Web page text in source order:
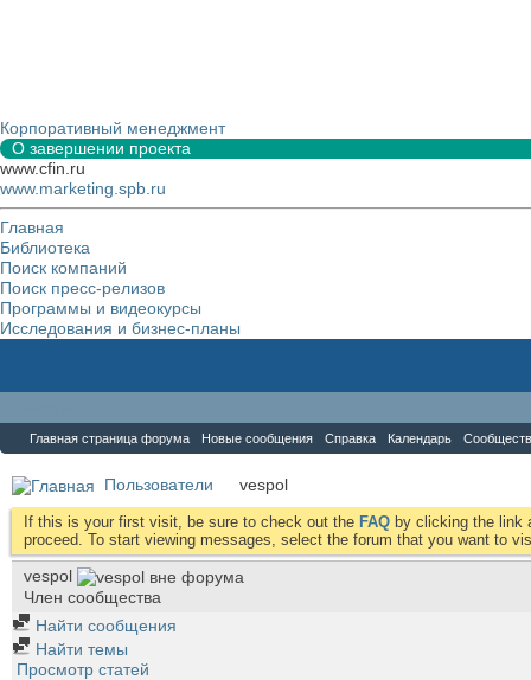
Корпоративный менеджмент
О завершении проекта
www.cfin.ru
www.marketing.spb.ru
Главная
Библиотека
Поиск компаний
Поиск пресс-релизов
Программы и видеокурсы
Исследования и бизнес-планы
Главная страница форума Новые сообщения Справка Календарь
Пользователи vespol
If this is your first visit, be sure to check out the FAQ by clicking the link
proceed. To start viewing messages, select the forum that you want to
vespol
Член сообщества
Найти сообщения
Найти темы
Просмотр статей